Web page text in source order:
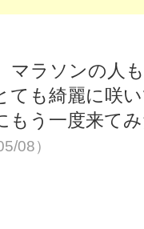
マラソンの人
ても綺麗に咲
もう一度来て
08）